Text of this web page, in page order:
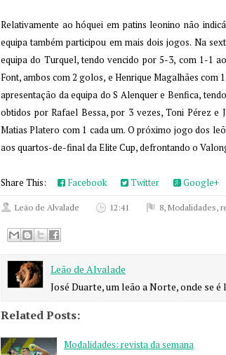
Relativamente ao hóquei em patins leonino não
equipa também participou em mais dois jogos. Na
equipa do Turquel, tendo vencido por 5-3, com 1-1
Font, ambos com 2 golos, e Henrique Magalhães
apresentação da equipa do S Alenquer e Benfica,
obtidos por Rafael Bessa, por 3 vezes, Toni Pérez e
Matias Platero com 1 cada um. O próximo jogo dos
aos quartos-de-final da Elite Cup, defrontando o
Share This: Facebook Twitter Google+
Leão de Alvalade 12:41 8, Modalidades,
Leão de Alvalade
José Duarte, um leão a Norte, onde se
Related Posts:
Modalidades: revista da semana